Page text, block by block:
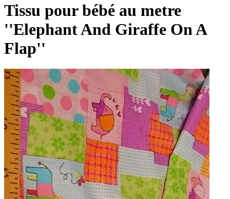
Tissu pour bébé au metre
''Elephant And Giraffe On A
Flap''